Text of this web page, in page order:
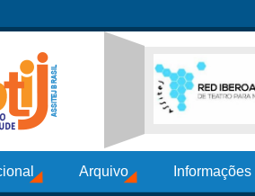
Arquivo